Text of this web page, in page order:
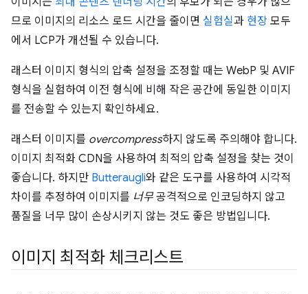
므로 이미지의 리소스 로드 시간을 줄이면 실험실과 현장 모두
에서 LCP가 개선될 수 있습니다.
래스터 이미지 형식의 압축 설정을 조정할 때는 WebP 및 AVIF
형식을 실험하여 이전 형식에 비해 작은 공간에 동일한 이미지
를 전송할 수 있는지 확인하세요.
래스터 이미지를 overcompress하지 않도록 주의해야 합니다.
이미지 최적화 CDN을 사용하여 최적의 압축 설정을 찾는 것이
좋습니다. 하지만 Butteraugli와 같은 도구를 사용하여 시각적
차이를 추정하여 이미지를 너무 공격적으로 인코딩하지 않고
품질을 너무 많이 손상시키지 않는 것도 좋은 방법입니다.
이미지 최적화 체크리스트